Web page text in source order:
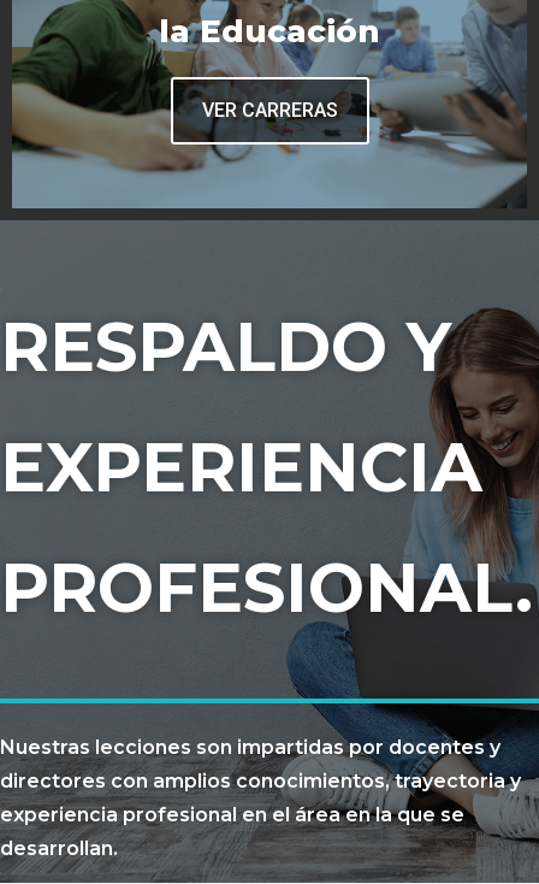
la Educación
VER CARRERAS
RESPALDO Y
EXPERIENCIA
PROFESIONAL.
Nuestras lecciones son impartidas por docentes y
directores con amplios conocimientos, trayectoria y
experiencia profesional en el área en la que se
desarrollan.